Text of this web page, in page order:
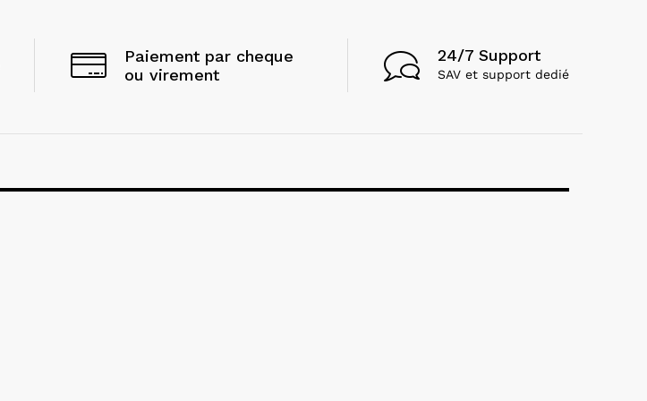
Paiement par cheque
ou virement
24/7 Support
SAV et support dedié